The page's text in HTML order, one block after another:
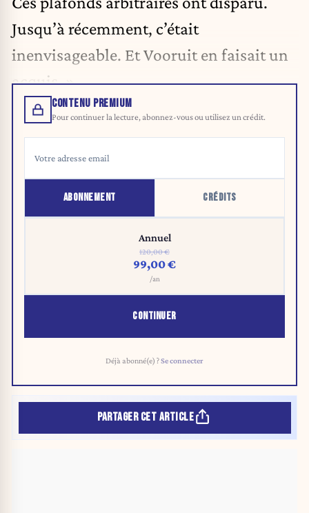
Jusqu’à récemment, c’était
inenvisageable. Et Vooruit en faisait un
acquis. »
CONTENU PREMIUM
Pour continuer la lecture, abonnez-vous ou utilisez un crédit.
ABONNEMENT CRÉDITS
Annuel
120,00 €
99,00 €
/an
CONTINUER
Déjà abonné(e) ?Se connecter
PARTAGER CET ARTICLE